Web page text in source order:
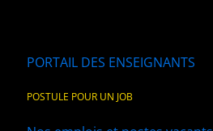
PORTAIL DES ENSEIGNANTS
POSTULE POUR UN JOB